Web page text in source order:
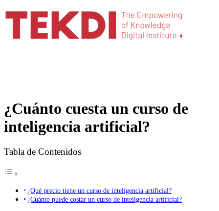
¿Cuánto cuesta un curso de
inteligencia artificial?
Tabla de Contenidos
¿Qué precio tiene un curso de inteligencia artificial?
¿Cuánto puede costar un curso de inteligencia artificial?